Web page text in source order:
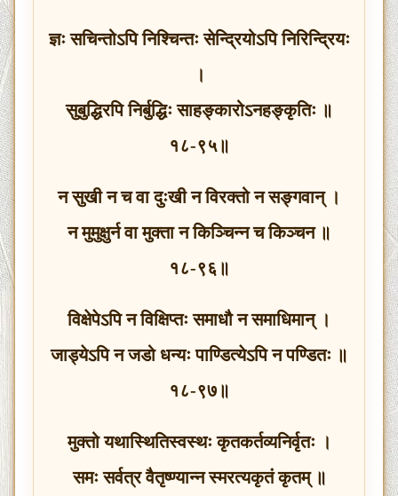
ज्ञः सचिन्तोऽपि निश्चिन्तः सेन्द्रियोऽपि निरिन्द्रियः
।
सुबुद्धिरपि निर्बुद्धिः साहङ्कारोऽनहङ्कृतिः ॥
१८-९५॥
न सुखी न च वा दुःखी न विरक्तो न सङ्गवान् ।
न मुमुक्षुर्न वा मुक्ता न किञ्चिन्न च किञ्चन ॥
१८-९६॥
विक्षेपेऽपि न विक्षिप्तः समाधौ न समाधिमान् ।
जाड्येऽपि न जडो धन्यः पाण्डित्येऽपि न पण्डितः ॥
१८-९७॥
मुक्तो यथास्थितिस्वस्थः कृतकर्तव्यनिर्वृतः ।
समः सर्वत्र वैतृष्ण्यान्न स्मरत्यकृतं कृतम् ॥